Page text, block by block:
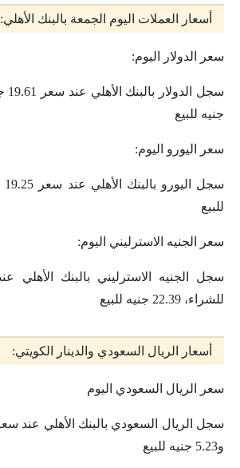
أسعار العملات اليوم الجمعة بالبنك الأهلي:
سعر الدولار اليوم:
جنيه للبيع
سعر اليورو اليوم:
للبيع
سعر الجنيه الاسترليني اليوم:
للشراء، 22.39 جنيه للبيع
أسعار الريال السعودي والدينار الكويتي:
سعر الريال السعودي اليوم
و5.23 جنيه للبيع